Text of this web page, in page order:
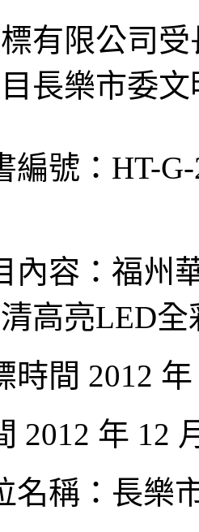
有限公司
長樂市委
編號：HT-
內容：福州
高亮LED
時間 2012
2012 年 12
名稱：長樂